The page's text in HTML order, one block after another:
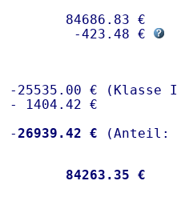
84686.83 €
-423.48 €
€ (Klasse I)
- 1404.42 €
-26939.42 €
84263.35 €